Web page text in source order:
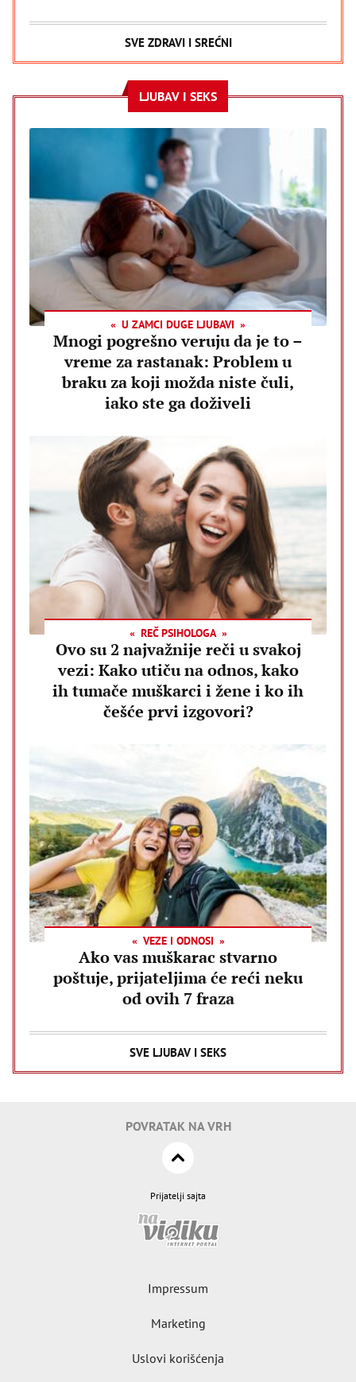
SVE ZDRAVI I SREĆNI
LJUBAV I SEKS
U ZAMCI DUGE LJUBAVI
Mnogi pogrešno veruju da je to –
vreme za rastanak: Problem u
braku za koji možda niste čuli,
iako ste ga doživeli
REČ PSIHOLOGA
Ovo su 2 najvažnije reči u svakoj
vezi: Kako utiču na odnos, kako
ih tumače muškarci i žene i ko ih
češće prvi izgovori?
VEZE I ODNOSI
Ako vas muškarac stvarno
poštuje, prijateljima će reći neku
od ovih 7 fraza
SVE LJUBAV I SEKS
POVRATAK NA VRH
Prijatelji sajta
Impressum
Marketing
Uslovi korišćenja